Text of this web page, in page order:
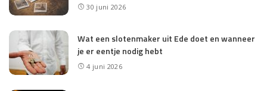
30 juni 2026
Wat een slotenmaker uit Ede doet en wanneer
je er eentje nodig hebt
4 juni 2026